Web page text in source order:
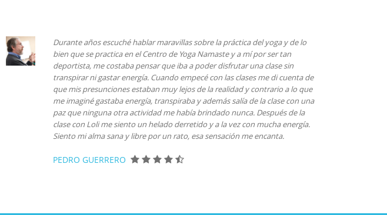
Durante años escuché hablar maravillas sobre la práctica del yoga y de lo
bien que se practica en el Centro de Yoga Namaste y a mí por ser tan
deportista, me costaba pensar que iba a poder disfrutar una clase sin
transpirar ni gastar energía. Cuando empecé con las clases me di cuenta de
que mis presunciones estaban muy lejos de la realidad y contrario a lo que
me imaginé gastaba energía, transpiraba y además salía de la clase con una
paz que ninguna otra actividad me había brindado nunca. Después de la
clase con Loli me siento un helado derretido y a la vez con mucha energía.
Siento mi alma sana y libre por un rato, esa sensación me encanta.
PEDRO GUERRERO